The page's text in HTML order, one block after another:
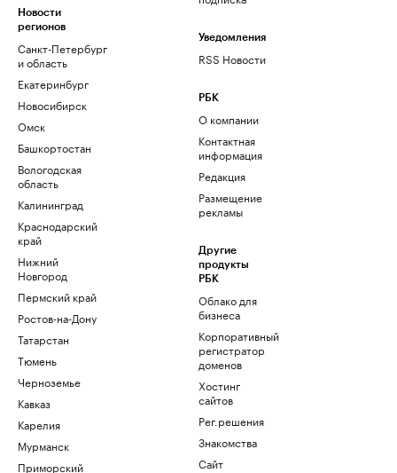
Новости
регионов
Санкт-Петербург
и область
Екатеринбург
Новосибирск
Омск
Башкортостан
Вологодская
область
Калининград
Краснодарский
край
Нижний
Новгород
Пермский край
Ростов-на-Дону
Татарстан
Тюмень
Черноземье
Кавказ
Карелия
Мурманск
Приморский
Уведомления
RSS Новости
РБК
О компании
Контактная
информация
Редакция
Размещение
рекламы
Другие
продукты
РБК
Облако для
бизнеса
Корпоративный
регистратор
доменов
Хостинг
сайтов
Рег.решения
Знакомства
Сайт